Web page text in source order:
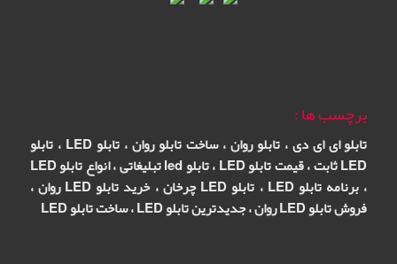
برچسب ها :
تابلو ای ای دی،تابلو روان،ساخت تابلو روان،تابلوLED ،تابلو
LED ثابت
،قیمت تابلو LED ،تابلو led تبلیغاتی ،انواع تابلو LED
، برنامه تابلو LED ، تابلو LED چرخان ،خرید تابلو LED روان
،
فروش تابلو LED روان
،جدیدترین تابلو LED ،ساخت تابلو LED